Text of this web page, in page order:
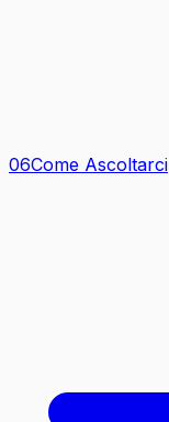
06Come Ascoltarci